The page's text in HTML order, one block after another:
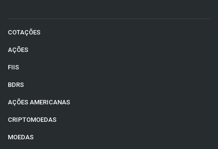
COTAÇÕES
AÇÕES
FIIS
BDRS
AÇÕES AMERICANAS
CRIPTOMOEDAS
MOEDAS